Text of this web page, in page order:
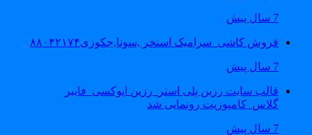
فروش کاشی_سرامیک استخر ,سونا,جکوزی۸۸۰۴۲۱۷۴
قالب سایت رزین پلی استر_رزین اپوکسی_فایبر
گلاس_کامپوزیت رونمایی شد